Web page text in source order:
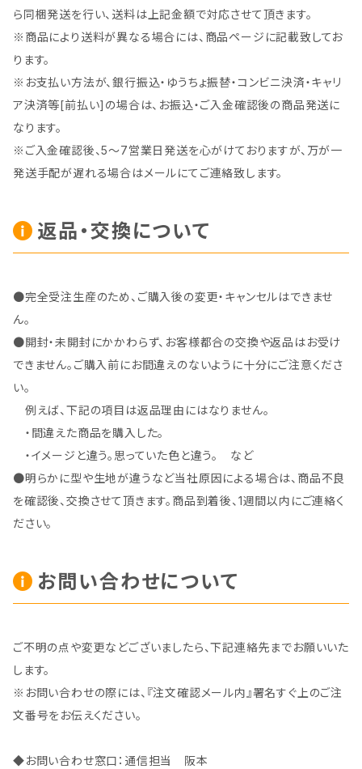
ら同梱発送を行い、送料は上記金額で対応させて頂きます。
※商品により送料が異なる場合には、商品ページに記載致してお
ります。
※お支払い方法が、銀行振込・ゆうちょ振替・コンビニ決済・キャリ
ア決済等[前払い]の場合は、お振込・ご入金確認後の商品発送に
なります。
※ご入金確認後、5～7営業日発送を心がけておりますが、万が一
発送手配が遅れる場合はメールにてご連絡致します。
返品・交換について
●完全受注生産のため、ご購入後の変更・キャンセルはできませ
ん。
●開封・未開封にかかわらず、お客様都合の交換や返品はお受け
できません。ご購入前にお間違えのないように十分にご注意くださ
い。
例えば、下記の項目は返品理由にはなりません。
・間違えた商品を購入した。
・イメージと違う。思っていた色と違う。 など
●明らかに型や生地が違うなど当社原因による場合は、商品不良
を確認後、交換させて頂きます。商品到着後、1週間以内にご連絡く
ださい。
お問い合わせについて
ご不明の点や変更などございましたら、下記連絡先までお願いいた
します。
※お問い合わせの際には、『注文確認メール内』署名すぐ上のご注
文番号をお伝えください。
◆お問い合わせ窓口：通信担当 阪本